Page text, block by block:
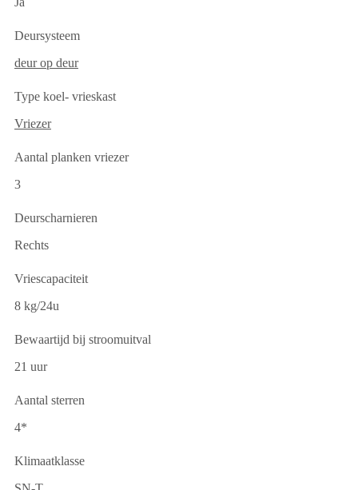
Deursysteem
deur op deur
Type koel- vrieskast
Vriezer
Aantal planken vriezer
3
Deurscharnieren
Rechts
Vriescapaciteit
8 kg/24u
Bewaartijd bij stroomuitval
21 uur
Aantal sterren
4*
Klimaatklasse